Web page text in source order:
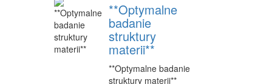
HOTELE I NOCLEGI
PODRÓŻE
ZDROWIE
**Optymalne
badanie
struktury
materii**
**Optymalne badanie
struktury materii**